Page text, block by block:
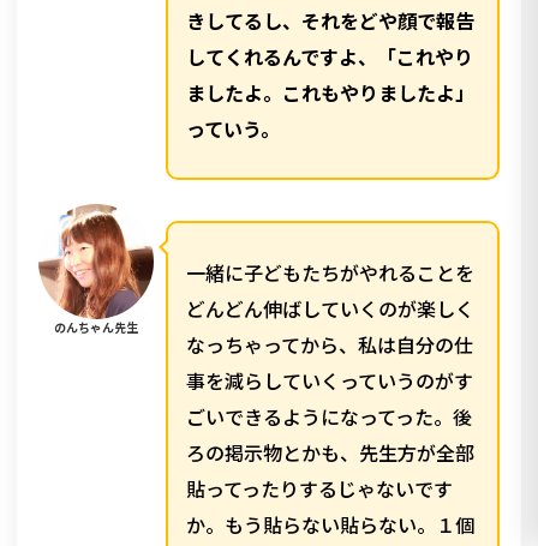
きしてるし、それをどや顔で報告
してくれるんですよ、「これやり
ましたよ。これもやりましたよ」
っていう。
のんちゃん先生
一緒に子どもたちがやれることを
どんどん伸ばしていくのが楽しく
なっちゃってから、私は自分の仕
事を減らしていくっていうのがす
ごいできるようになってった。後
ろの掲示物とかも、先生方が全部
貼ってったりするじゃないです
か。もう貼らない貼らない。１個